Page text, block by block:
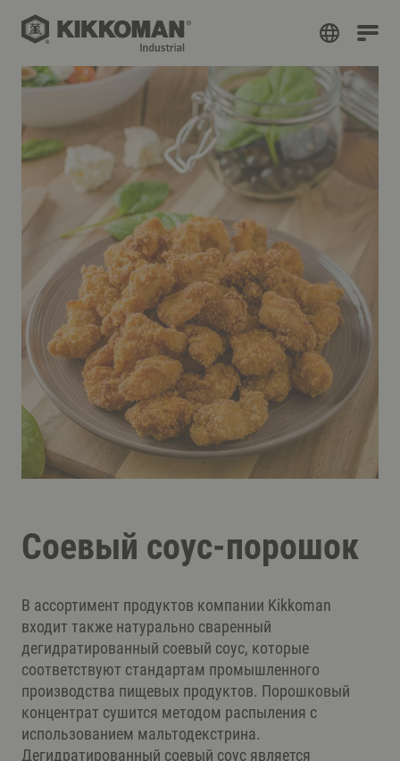
Соевый соус-порошок
В ассортимент продуктов компании Kikkoman
входит также натурально сваренный
дегидратированный соевый соус, которые
соответствуют стандартам промышленного
производства пищевых продуктов. Порошковый
концентрат сушится методом распыления с
использованием мальтодекстрина.
Дегидратированный соевый соус является